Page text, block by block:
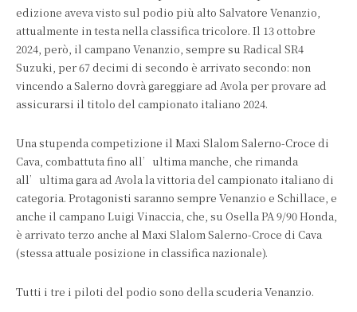
edizione aveva visto sul podio più alto Salvatore Venanzio,
attualmente in testa nella classifica tricolore. Il 13 ottobre
2024, però, il campano Venanzio, sempre su Radical SR4
Suzuki, per 67 decimi di secondo è arrivato secondo: non
vincendo a Salerno dovrà gareggiare ad Avola per provare ad
assicurarsi il titolo del campionato italiano 2024.
Una stupenda competizione il Maxi Slalom Salerno-Croce di
Cava, combattuta fino all’ultima manche, che rimanda
all’ultima gara ad Avola la vittoria del campionato italiano di
categoria. Protagonisti saranno sempre Venanzio e Schillace, e
anche il campano Luigi Vinaccia, che, su Osella PA 9/90 Honda,
è arrivato terzo anche al Maxi Slalom Salerno-Croce di Cava
(stessa attuale posizione in classifica nazionale).
Tutti i tre i piloti del podio sono della scuderia Venanzio.